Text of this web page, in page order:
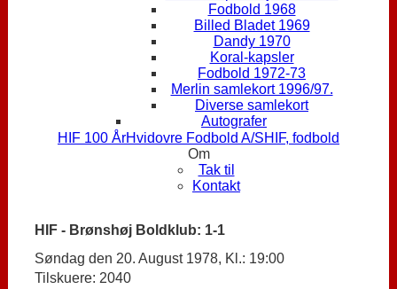
Fodbold 1968
Billed Bladet 1969
Dandy 1970
Koral-kapsler
Fodbold 1972-73
Merlin samlekort 1996/97.
Diverse samlekort
Autografer
HIF 100 ÅrHvidovre Fodbold A/SHIF, fodbold
Om
Tak til
Kontakt
HIF - Brønshøj Boldklub: 1-1
Søndag den 20. August 1978, Kl.: 19:00
Tilskuere: 2040